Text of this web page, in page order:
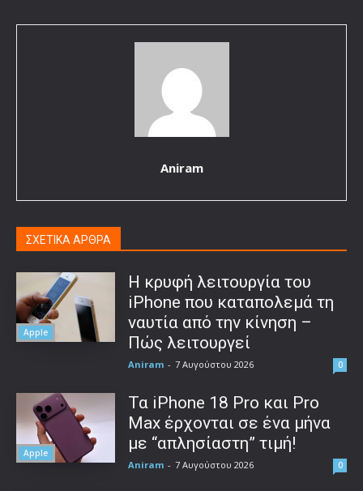
Aniram
ΣΧΕΤΙΚΑ ΑΡΘΡΑ
Apple
Η κρυφή λειτουργία του
iPhone που καταπολεμά τη
ναυτία από την κίνηση –
Πώς λειτουργεί
Aniram - 7 Αυγούστου 2026 0
Apple
Τα iPhone 18 Pro και Pro
Max έρχονται σε ένα μήνα
με “απλησίαστη” τιμή!
Aniram - 7 Αυγούστου 2026 0